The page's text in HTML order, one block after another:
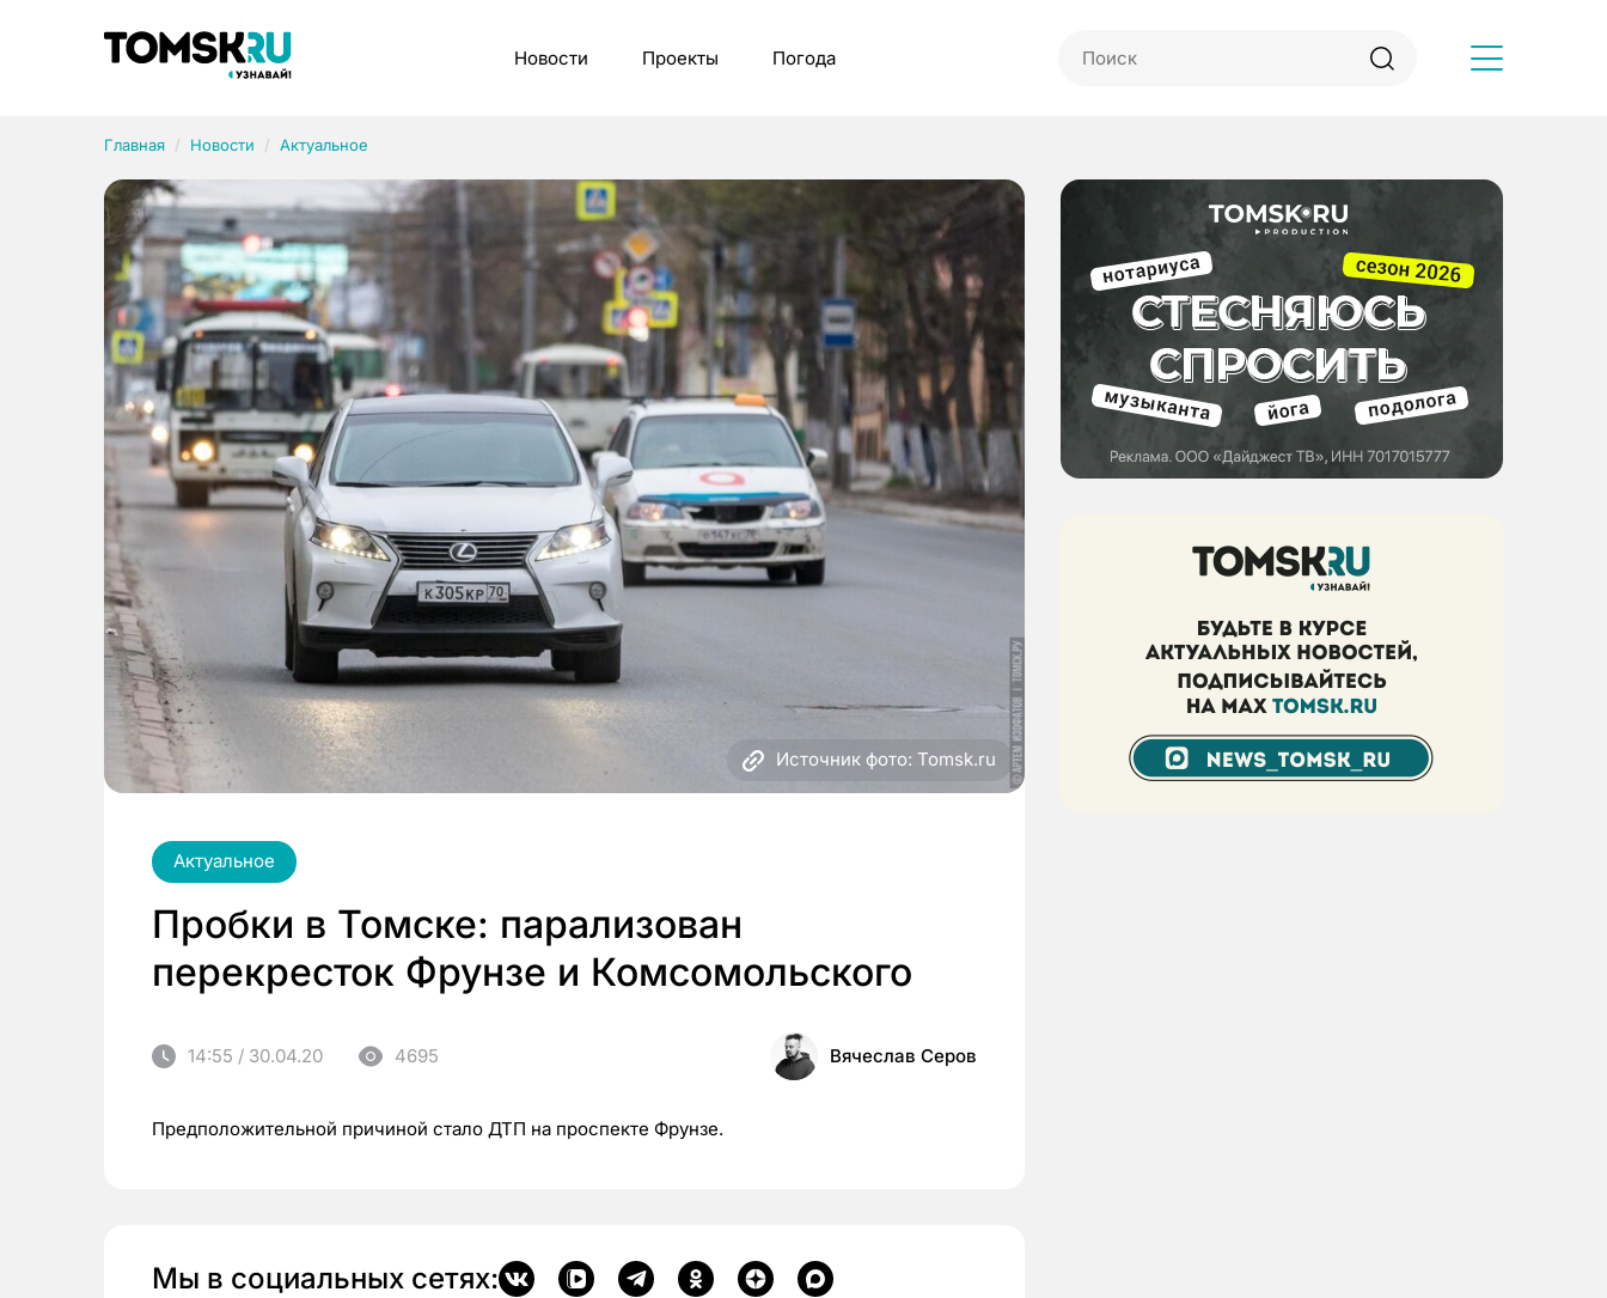
Новости Проекты Погода
Главная Новости Актуальное
Источник фото: Tomsk.ru
Актуальное
Пробки в Томске: парализован
перекресток Фрунзе и Комсомольского
14:55 / 30.04.20 4695 Вячеслав Серов
Предположительной причиной стало ДТП на проспекте Фрунзе.
Мы в социальных сетях:
Рубрики